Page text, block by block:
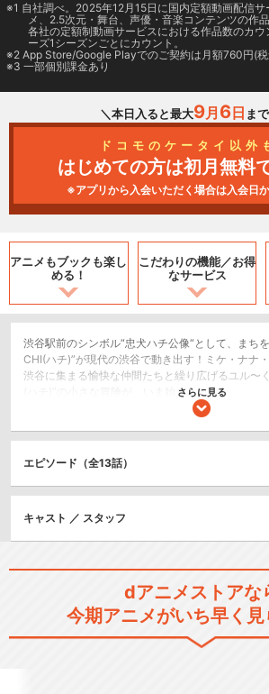
1 自社調べ。2025年12月15日に国内定額動画配信
メ、2.5次元・舞台、声優・音楽コンテンツの作
各社の定額制動画サービスにおける作品数のカウ
ーズ1シーズンごとにカウント。
2 App Store/Google Playでのご契約は月額760円(
3 一部個別課金あり
＼本日入ると最大9月 6日 ま
ドコモのケータイ以外
はじめての方は初月無料
※アプリから入会いただく場合は入会日
アニメもブックも楽し
める！
こだわりの機能／お得
なサービス
渋谷駅前のシンボル“忠犬ハチ公像“として、まち
CHI(ハチ)”が現代の渋谷で動き出す！ミケ・ナナ
渋谷に集まる愉快な仲間たちと繰り広げるユル〜
(ハチ)”の小さな冒険が、いま始まる！
シリーズ／関連のアニメ作品
さらに見る
エピソード（全13話）
キャスト ／ スタッフ
dアニメストアな
今期アニメがいち早く見